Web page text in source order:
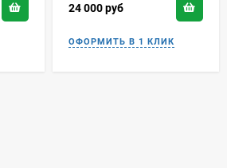
24 000руб